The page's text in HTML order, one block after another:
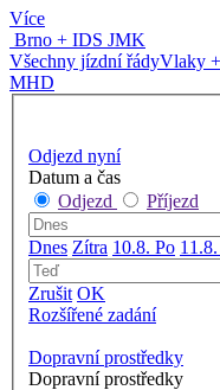
Více
Brno + IDS JMK
Všechny jízdní řádyVlaky
MHD
Odjezd nyní
Datum a čas
Odjezd
Příjezd
Dnes Zítra 10.8. Po
Zrušit OK
Rozšířené zadání
Dopravní prostředky
Dopravní prostředky